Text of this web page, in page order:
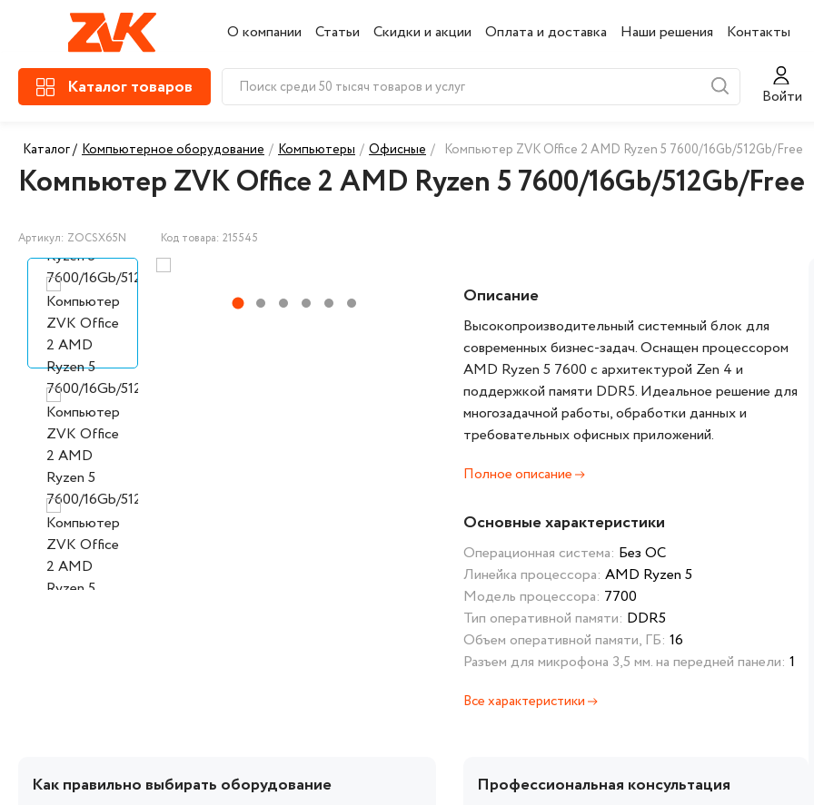
О компании Статьи Скидки и акции Оплата и доставка Наши решения Контакты
Каталог товаров Войти
Каталог / Компьютерное оборудование / Компьютеры / Офисные / Компьютер ZVK Office 2 AMD Ryzen 5 7600/16Gb/512Gb/Free
Компьютер ZVK Office 2 AMD Ryzen 5 7600/16Gb/512Gb/Free
Артикул: ZOCSX65N Код товара: 215545
Описание
Высокопроизводительный системный блок для
современных бизнес-задач. Оснащен процессором
AMD Ryzen 5 7600 с архитектурой Zen 4 и
поддержкой памяти DDR5. Идеальное решение для
многозадачной работы, обработки данных и
требовательных офисных приложений.
Полное описание
Основные характеристики
Операционная система: Без ОС
Линейка процессора: AMD Ryzen 5
Модель процессора: 7700
Тип оперативной памяти: DDR5
Объем оперативной памяти, ГБ: 16
Разъем для микрофона 3,5 мм. на передней панели: 1
Все характеристики
Профессиональная консультация
Как правильно выбирать оборудование